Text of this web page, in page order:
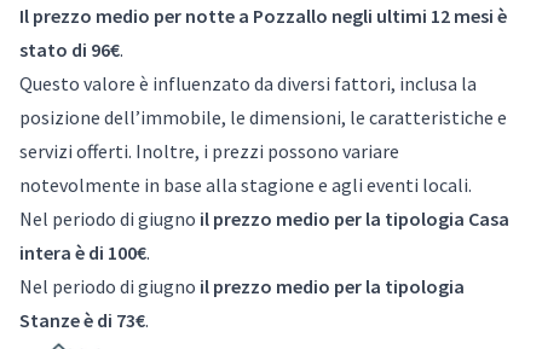
Il prezzo medio per notte a Pozzallo negli ultimi 12 mesi è
stato di 96€.
Questo valore è influenzato da diversi fattori, inclusa la
posizione dell’immobile, le dimensioni, le caratteristiche e
servizi offerti. Inoltre, i prezzi possono variare
notevolmente in base alla stagione e agli eventi locali.
Nel periodo di giugno il prezzo medio per la tipologia Casa
intera è di 100€.
Nel periodo di giugno il prezzo medio per la tipologia
Stanze è di 73€.